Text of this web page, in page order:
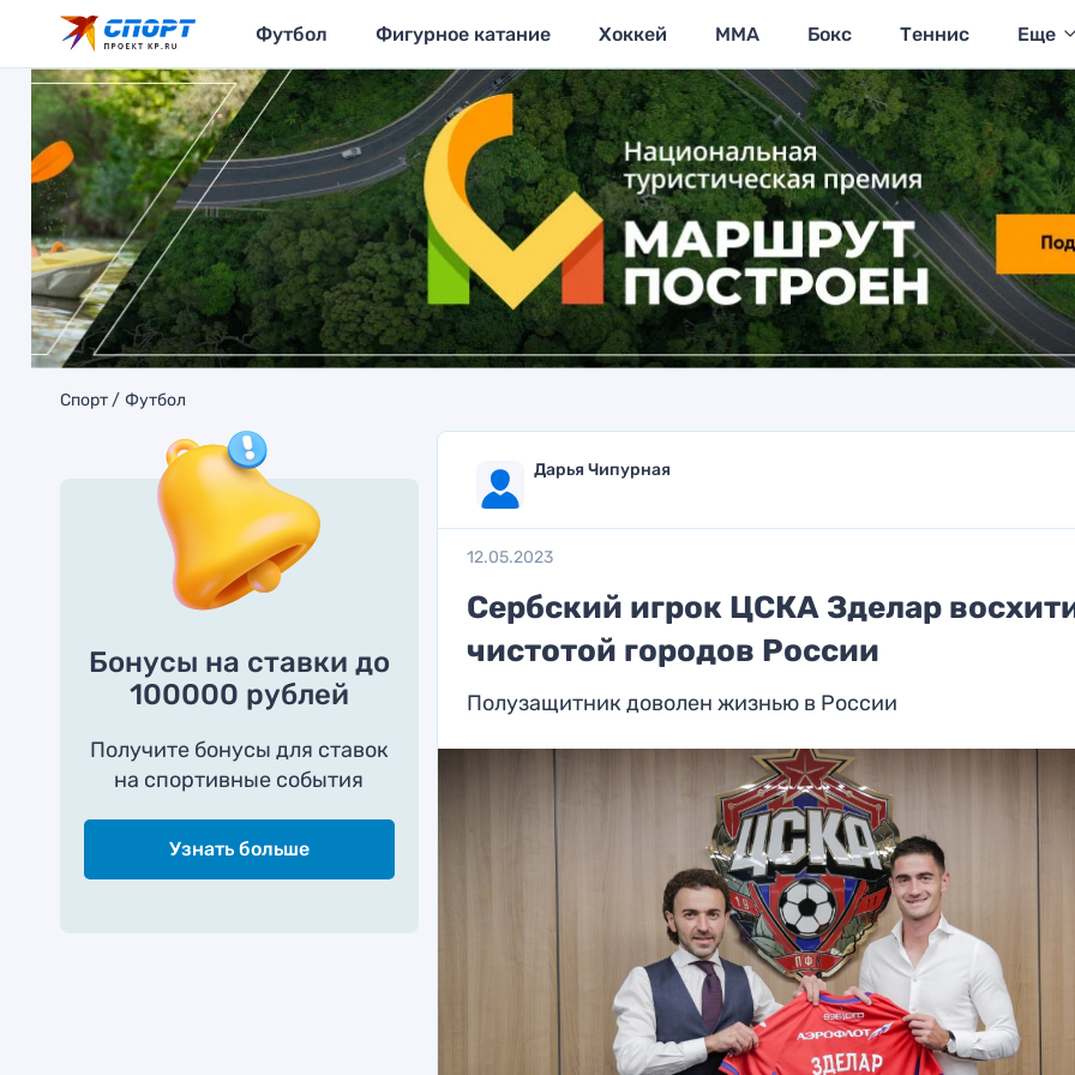
Футбол Фигурное катание Хоккей MMA Бокс Теннис Еще
Спорт Футбол
Бонусы на ставки до
100000 рублей
Получите бонусы для ставок
на спортивные события
Узнать больше
Дарья Чипурная
12.05.2023
Сербский игрок ЦСКА Зделар
чистотой городов России
Полузащитник доволен жизнью в России